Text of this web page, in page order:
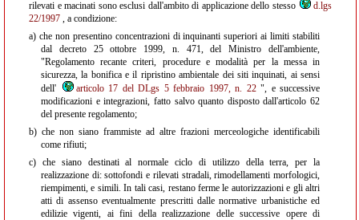
rilevati e macinati sono esclusi dall'ambito di applicazione dello stesso
d.lgs
22/1997 , a condizione:
a) che non presentino concentrazioni di inquinanti superiori ai limiti stabiliti
dal decreto 25 ottobre 1999, n. 471, del Ministro dell'ambiente,
"Regolamento recante criteri, procedure e modalità per la messa in
sicurezza, la bonifica e il ripristino ambientale dei siti inquinati, ai sensi
dell'
articolo 17 del DLgs 5 febbraio 1997, n. 22", e successive
modificazioni e integrazioni, fatto salvo quanto disposto dall'articolo 62
del presente regolamento;
b) che non siano frammiste ad altre frazioni merceologiche identificabili
come rifiuti;
c) che siano destinati al normale ciclo di utilizzo della terra, per la
realizzazione di: sottofondi e rilevati stradali, rimodellamenti morfologici,
riempimenti, e simili. In tali casi, restano ferme le autorizzazioni e gli altri
atti di assenso eventualmente prescritti dalle normative urbanistiche ed
edilizie vigenti, ai fini della realizzazione delle successive opere di